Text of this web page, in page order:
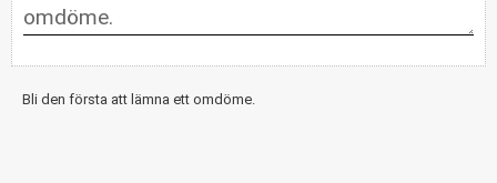
Bli den första att lämna ett omdöme.